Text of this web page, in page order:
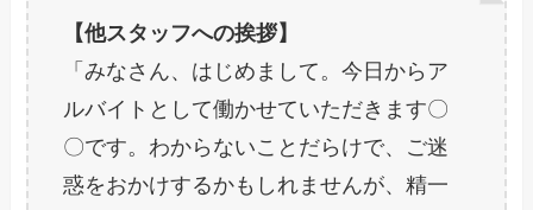
【他スタッフへの挨拶】
「みなさん、はじめまして。今日からア
ルバイトとして働かせていただきます〇
〇です。わからないことだらけで、ご迷
惑をおかけするかもしれませんが、精一